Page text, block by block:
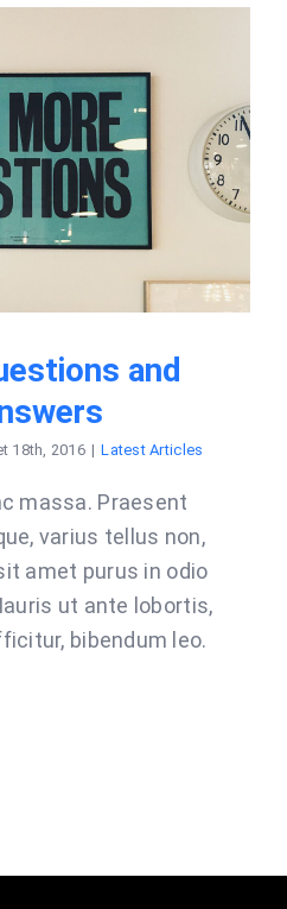
and
18th, 2016 | Latest Articles
massa. Praesent
varius tellus non,
amet purus in odio
ut ante lobortis,
bibendum leo.